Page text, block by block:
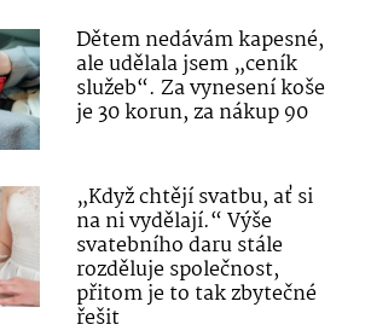
Dětem nedávám kapesné,
ale udělala jsem „ceník
služeb“. Za vynesení koše
je 30 korun, za nákup 90
„Když chtějí svatbu, ať si
na ni vydělají.“ Výše
svatebního daru stále
rozděluje společnost,
přitom je to tak zbytečné
řešit